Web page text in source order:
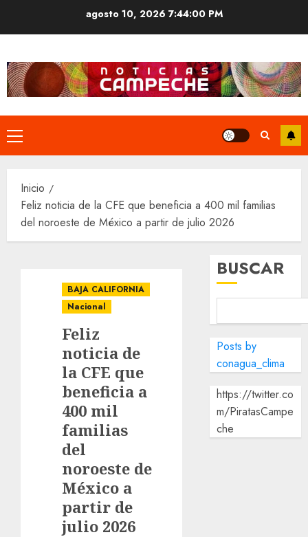
agosto 10, 20267:44:01 PM
Menú
principal
Inicio
Feliz noticia de la CFE que beneficia a 400 mil familias
del noroeste de México a partir de julio 2026
BAJA CALIFORNIA
Nacional
Feliz
noticia de
la CFE que
beneficia a
400 mil
familias
del
noroeste de
México a
partir de
julio 2026
BUSCAR
Posts by
conagua_clima
https://twitter.co
m/PiratasCampe
che